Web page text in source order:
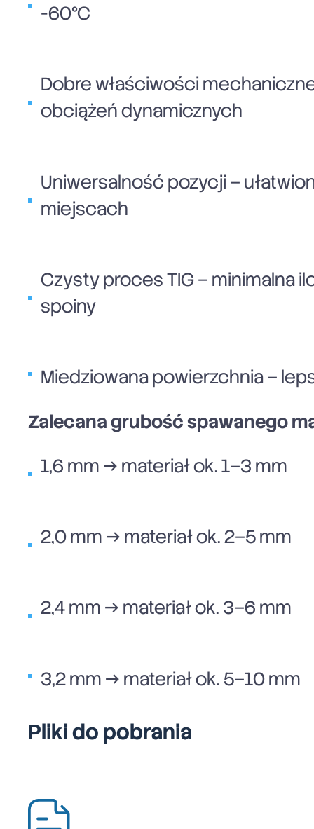
-60°C
Dobre właściwości
obciążeń dynamicznych
Uniwersalność pozycji –
miejscach
Czysty proces TIG – minimalna
spoiny
Miedziowana powierzchnia –
Zalecana grubość spawanego
1,6 mm → materiał ok. 1–3 mm
2,0 mm → materiał ok. 2–5 mm
2,4 mm → materiał ok. 3–6 mm
3,2 mm → materiał ok. 5–10 mm
Pliki do pobrania